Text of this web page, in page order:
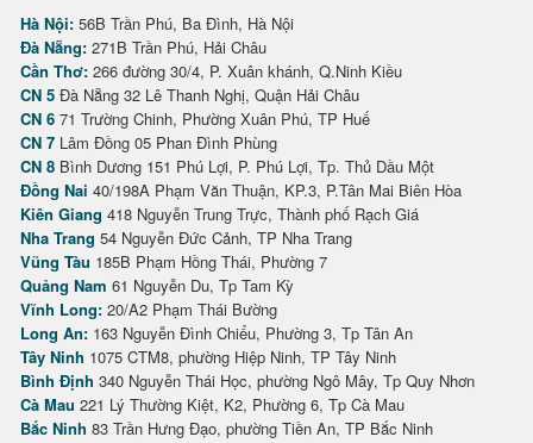
Hà Nội: 56B Trần Phú, Ba Đình, Hà Nội
Đà Nẵng: 271B Trần Phú, Hải Châu
Cần Thơ: 266 đường 30/4, P. Xuân khánh, Q.Ninh Kiều
CN 5 Đà Nẵng 32 Lê Thanh Nghị, Quận Hải Châu
CN 6 71 Trường Chinh, Phường Xuân Phú, TP Huế
CN 7 Lâm Đồng 05 Phan Đình Phùng
CN 8 Bình Dương 151 Phú Lợi, P. Phú Lợi, Tp. Thủ Dầu Một
Đồng Nai 40/198A Phạm Văn Thuận, KP.3, P.Tân Mai Biên Hòa
Kiên Giang 418 Nguyễn Trung Trực, Thành phố Rạch Giá
Nha Trang 54 Nguyễn Đức Cảnh, TP Nha Trang
Vũng Tàu 185B Phạm Hồng Thái, Phường 7
Quảng Nam 61 Nguyễn Du, Tp Tam Kỳ
Vĩnh Long: 20/A2 Phạm Thái Bường
Long An: 163 Nguyễn Đình Chiểu, Phường 3, Tp Tân An
Tây Ninh 1075 CTM8, phường Hiệp Ninh, TP Tây Ninh
Bình Định 340 Nguyễn Thái Học, phường Ngô Mây, Tp Quy Nhơn
Cà Mau 221 Lý Thường Kiệt, K2, Phường 6, Tp Cà Mau
Bắc Ninh 83 Trần Hưng Đạo, phường Tiền An, TP Bắc Ninh